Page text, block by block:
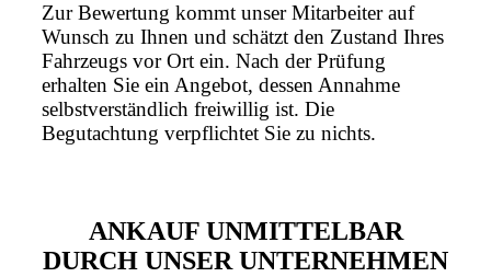
Zur Bewertung kommt unser Mitarbeiter auf
Wunsch zu Ihnen und schätzt den Zustand Ihres
Fahrzeugs vor Ort ein. Nach der Prüfung
erhalten Sie ein Angebot, dessen Annahme
selbstverständlich freiwillig ist. Die
Begutachtung verpflichtet Sie zu nichts.
ANKAUF UNMITTELBAR
DURCH UNSER UNTERNEHMEN